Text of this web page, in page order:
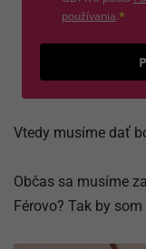
používania.*
Vtedy musíme dať
Občas sa musíme
Férovo? Tak by